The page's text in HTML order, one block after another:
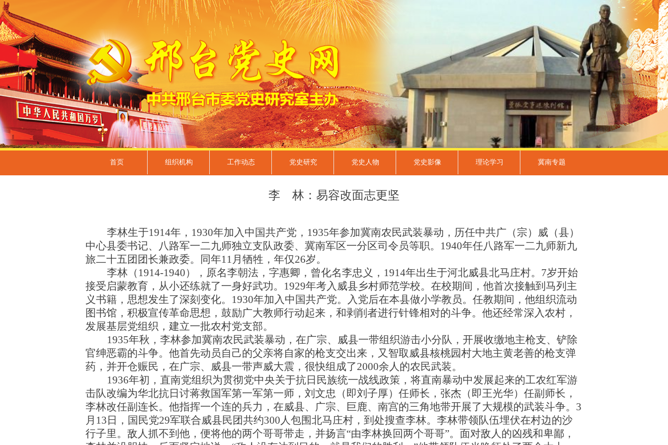
首页 组织机构 工作动态 党史研究 党史人物 党史影像 理论学习 冀南专题
李 林：易容改面志更坚
李林生于1914年，1930年加入中国共产党，1935年参加冀南农民武装暴动，历任中共广（宗）威（县）
中心县委书记、八路军一二九师独立支队政委、冀南军区一分区司令员等职。1940年任八路军一二九师新九
旅二十五团团长兼政委。同年11月牺牲，年仅26岁。
李林（1914-1940），原名李朝法，字惠卿，曾化名李忠义，1914年出生于河北威县北马庄村。7岁开始
接受启蒙教育，从小还练就了一身好武功。1929年考入威县乡村师范学校。在校期间，他首次接触到马列主
义书籍，思想发生了深刻变化。1930年加入中国共产党。入党后在本县做小学教员。任教期间，他组织流动
图书馆，积极宣传革命思想，鼓励广大教师行动起来，和剥削者进行针锋相对的斗争。他还经常深入农村，
发展基层党组织，建立一批农村党支部。
1935年秋，李林参加冀南农民武装暴动，在广宗、威县一带组织游击小分队，开展收缴地主枪支、铲除
官绅恶霸的斗争。他首先动员自己的父亲将自家的枪支交出来，又智取威县核桃园村大地主黄老善的枪支弹
药，并开仓赈民，在广宗、威县一带声威大震，很快组成了2000余人的农民武装。
1936年初，直南党组织为贯彻党中央关于抗日民族统一战线政策，将直南暴动中发展起来的工农红军游
击队改编为华北抗日讨蒋救国军第一军第一师，刘文忠（即刘子厚）任师长，张杰（即王光华）任副师长，
李林改任副连长。他指挥一个连的兵力，在威县、广宗、巨鹿、南宫的三角地带开展了大规模的武装斗争。3
月13日，国民党29军联合威县民团共约300人包围北马庄村，到处搜查李林。李林带领队伍埋伏在村边的沙
行子里。敌人抓不到他，便将他的两个哥哥带走，并扬言“由李林换回两个哥哥”。面对敌人的凶残和卑鄙，